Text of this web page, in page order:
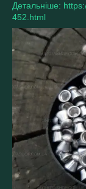
Детальніше:
452.html